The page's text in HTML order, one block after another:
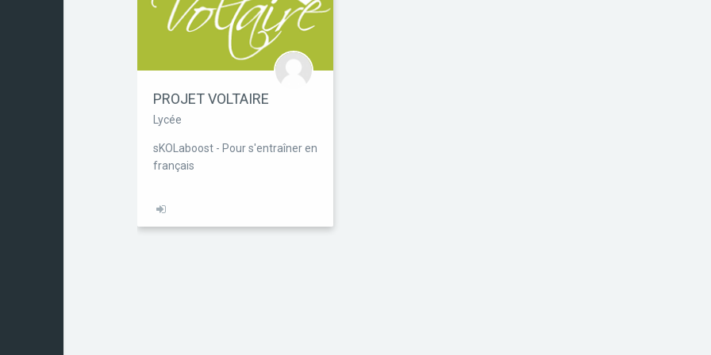
PROJET VOLTAIRE
Lycée
sKOLaboost - Pour s'entraîner en
français